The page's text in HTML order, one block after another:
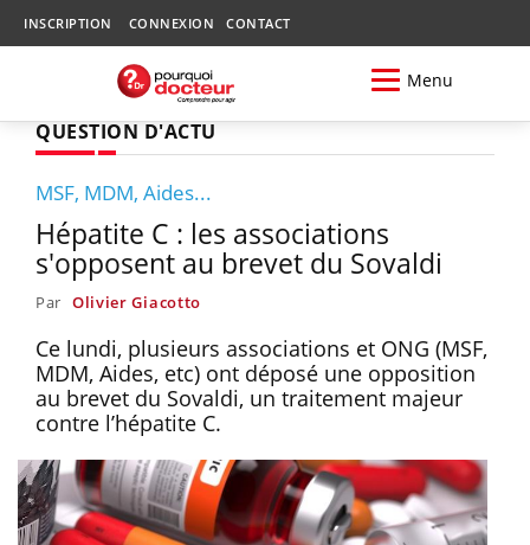
INSCRIPTION CONNEXION CONTACT
Menu
QUESTION D'ACTU
MSF, MDM, Aides...
Hépatite C : les associations
s'opposent au brevet du Sovaldi
Par Olivier Giacotto
Ce lundi, plusieurs associations et ONG (MSF,
MDM, Aides, etc) ont déposé une opposition
au brevet du Sovaldi, un traitement majeur
contre l’hépatite C.